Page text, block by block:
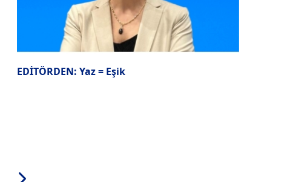
EDİTÖRDEN: Yaz = Eşik